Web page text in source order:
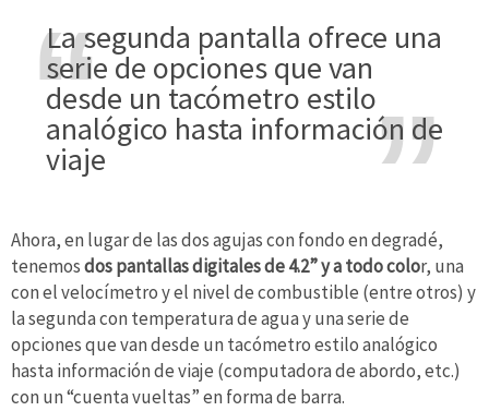
La segunda pantalla ofrece una
serie de opciones que van
desde un tacómetro estilo
analógico hasta información de
viaje
Ahora, en lugar de las dos agujas con fondo en degradé,
tenemosdos pantallas digitales de 4.2” y a todo color, una
con el velocímetro y el nivel de combustible (entre otros) y
la segunda con temperatura de agua y una serie de
opciones que van desde un tacómetro estilo analógico
hasta información de viaje (computadora de abordo, etc.)
con un “cuenta vueltas” en forma de barra.